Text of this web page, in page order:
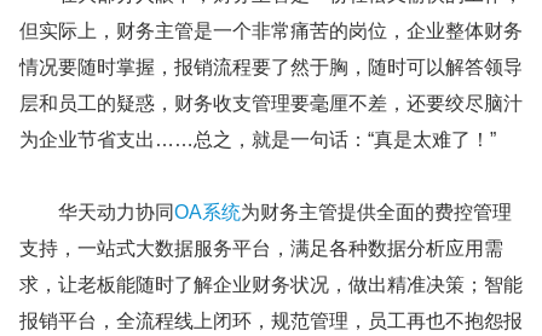
但实际上，财务主管是一个非常痛苦的岗位，企业整体财务
情况要随时掌握，报销流程要了然于胸，随时可以解答领导
层和员工的疑惑，财务收支管理要毫厘不差，还要绞尽脑汁
为企业节省支出……总之，就是一句话：“真是太难了！”
华天动力协同OA系统为财务主管提供全面的费控管理
支持，一站式大数据服务平台，满足各种数据分析应用需
求，让老板能随时了解企业财务状况，做出精准决策；智能
报销平台，全流程线上闭环，规范管理，员工再也不抱怨报